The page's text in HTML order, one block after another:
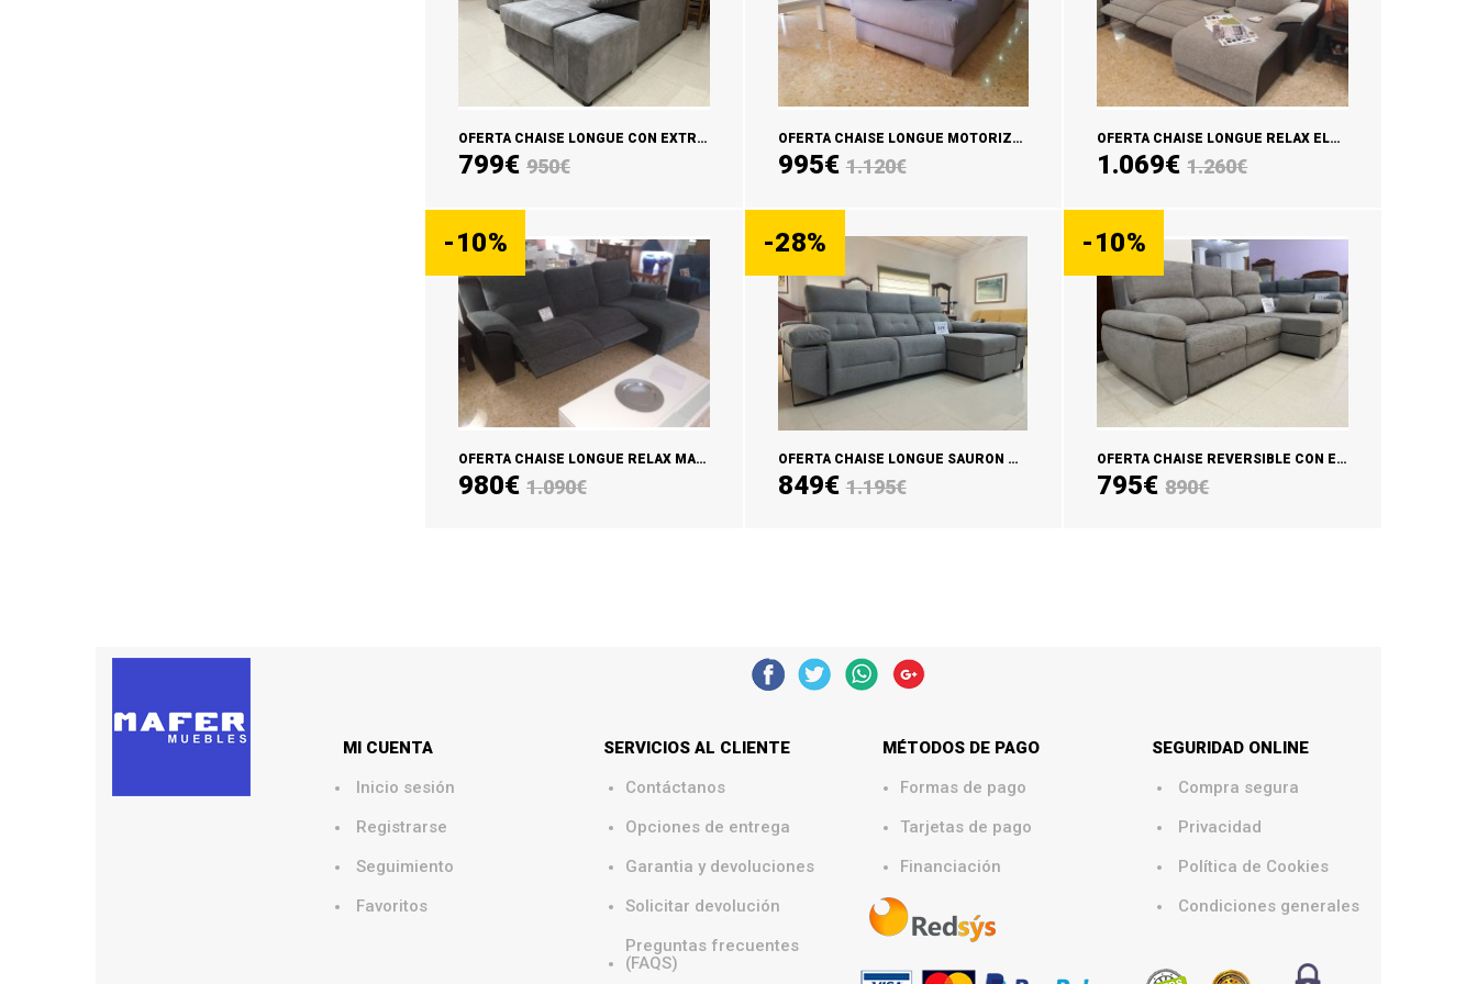
OFERTA CHAISE LONGUE CON EXTRAIBLES CARRO NIRVANA
799€ 950€
OFERTA CHAISE LONGUE MOTORIZADO EN STOCK CLIMA
995€ 1.120€
OFERTA CHAISE LONGUE RELAX ELECTRICO MODELO CONFORT
1.069€ 1.260€
-10%
OFERTA CHAISE LONGUE RELAX MANUAL MODELO CONFORT
980€ 1.090€
-28%
OFERTA CHAISE LONGUE SAURON MOTORIZADO EN STOCK
849€ 1.195€
-10%
OFERTA CHAISE REVERSIBLE CON EXTRAIBLES CARRO NOA
795€ 890€
MI CUENTA
Inicio sesión
Registrarse
Seguimiento
Favoritos
SERVICIOS AL CLIENTE
Contáctanos
Opciones de entrega
Garantia y devoluciones
Solicitar devolución
Preguntas frecuentes
(FAQS)
MÉTODOS DE PAGO
Formas de pago
Tarjetas de pago
Financiación
SEGURIDAD ONLINE
Compra segura
Privacidad
Política de Cookies
Condiciones generales